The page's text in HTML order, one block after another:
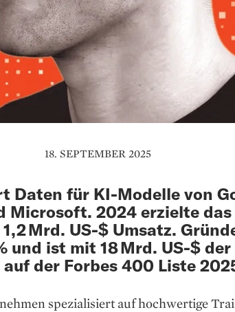
18. SEPTEMBER 2025
Daten für KI-Modelle von
Microsoft. 2024 erzielte das
Mrd. US-$ Umsatz.
und ist mit 18 Mrd. US-$
der Forbes 400 Liste
spezialisiert auf hochwertige